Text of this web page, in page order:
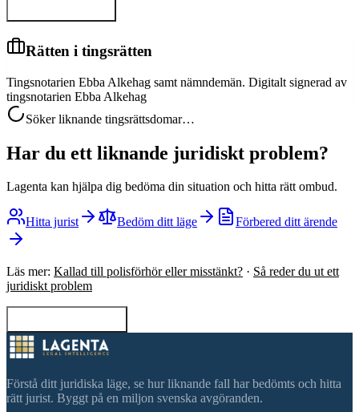
Rätten i tingsrätten
Tingsnotarien Ebba Alkehag samt nämndemän. Digitalt signerad av
tingsnotarien Ebba Alkehag
Söker liknande tingsrättsdomar…
Har du ett liknande juridiskt problem?
Lagenta kan hjälpa dig bedöma din situation och hitta rätt ombud.
Hitta jurist Bedöm ditt läge Förbered ditt ärende
Läs mer: Kallad till polisförhör eller misstänkt? · Så reder du ut ett
juridiskt problem
Förstå ditt juridiska läge, se hur liknande fall har bedömts och hitta
rätt jurist. Byggt på en miljon svenska avgöranden.